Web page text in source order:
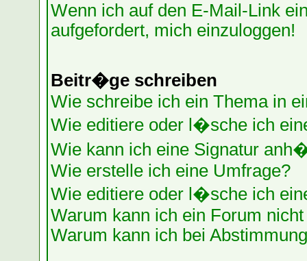
Wenn ich auf den E-Mail-Link
aufgefordert, mich einzuloggen!
Beitr�ge schreiben
Wie schreibe ich ein Thema in
Wie editiere oder l�sche ich
Wie kann ich eine Signatur
Wie erstelle ich eine Umfrage?
Wie editiere oder l�sche ich
Warum kann ich ein Forum
Warum kann ich bei